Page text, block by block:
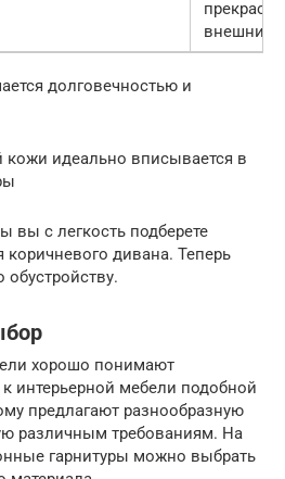
внешний
долговечностью и
кожи идеально вписывается в
вы с легкость подберете
коричневого дивана. Теперь
обустройству.
хорошо понимают
интерьерной мебели подобной
предлагают разнообразную
различным требованиям. На
гарнитуры можно выбрать